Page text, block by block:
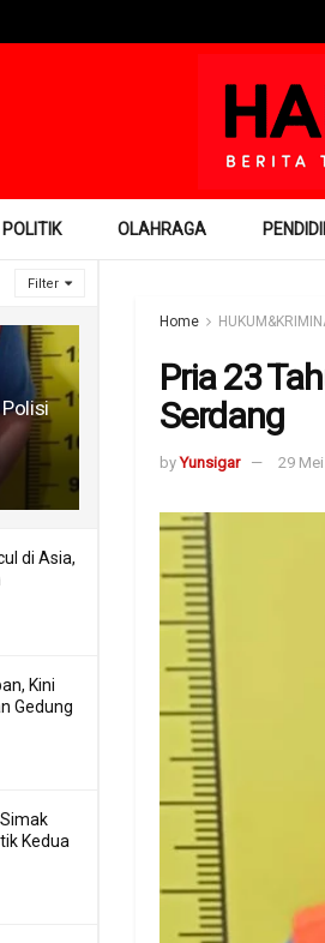
Filter
di Asia,
Kini
Gedung
Kedua
POLITIK OLAHRAGA
Home
Pria 23
Serdang
by Yunsigar 29